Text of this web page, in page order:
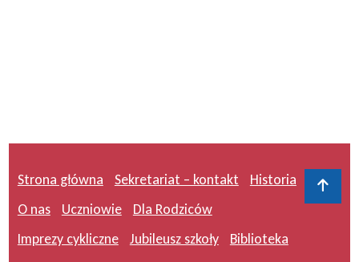
Strona główna Sekretariat – kontakt
Historia
O nas
Uczniowie
Dla Rodziców
Imprezy cykliczne
Jubileusz szkoły
Biblioteka
Do